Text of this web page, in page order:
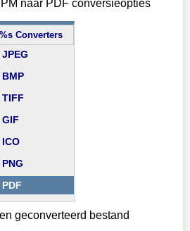
naar PDF conversieopties
%s Converters
JPEG
BMP
TIFF
GIF
ICO
PNG
PDF
geconverteerd bestand